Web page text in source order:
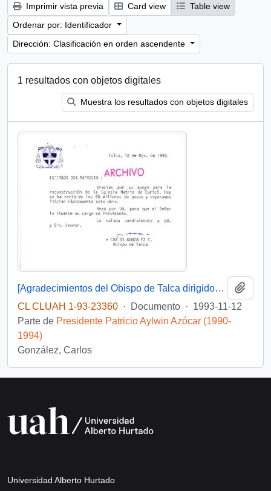
Imprimir vista previa Card view
Table view
Ordenar por: Identificador
Dirección: Clasificación en orden ascendente
1 resultados con objetos digitales
Muestra los resultados con objetos digitales
[Agradecimientos del Obispo de Talca dirigidos al Presidente Patricio Aylwin por el apoyo en la reconstrucción de la Iglesia Matriz de Curicó]
CL CLUAH 1-93-23360 · Documento · 1993-11-12
Parte de Presidente Patricio Aylwin Azócar (1990-
1994)
González, Carlos
Universidad Alberto Hurtado